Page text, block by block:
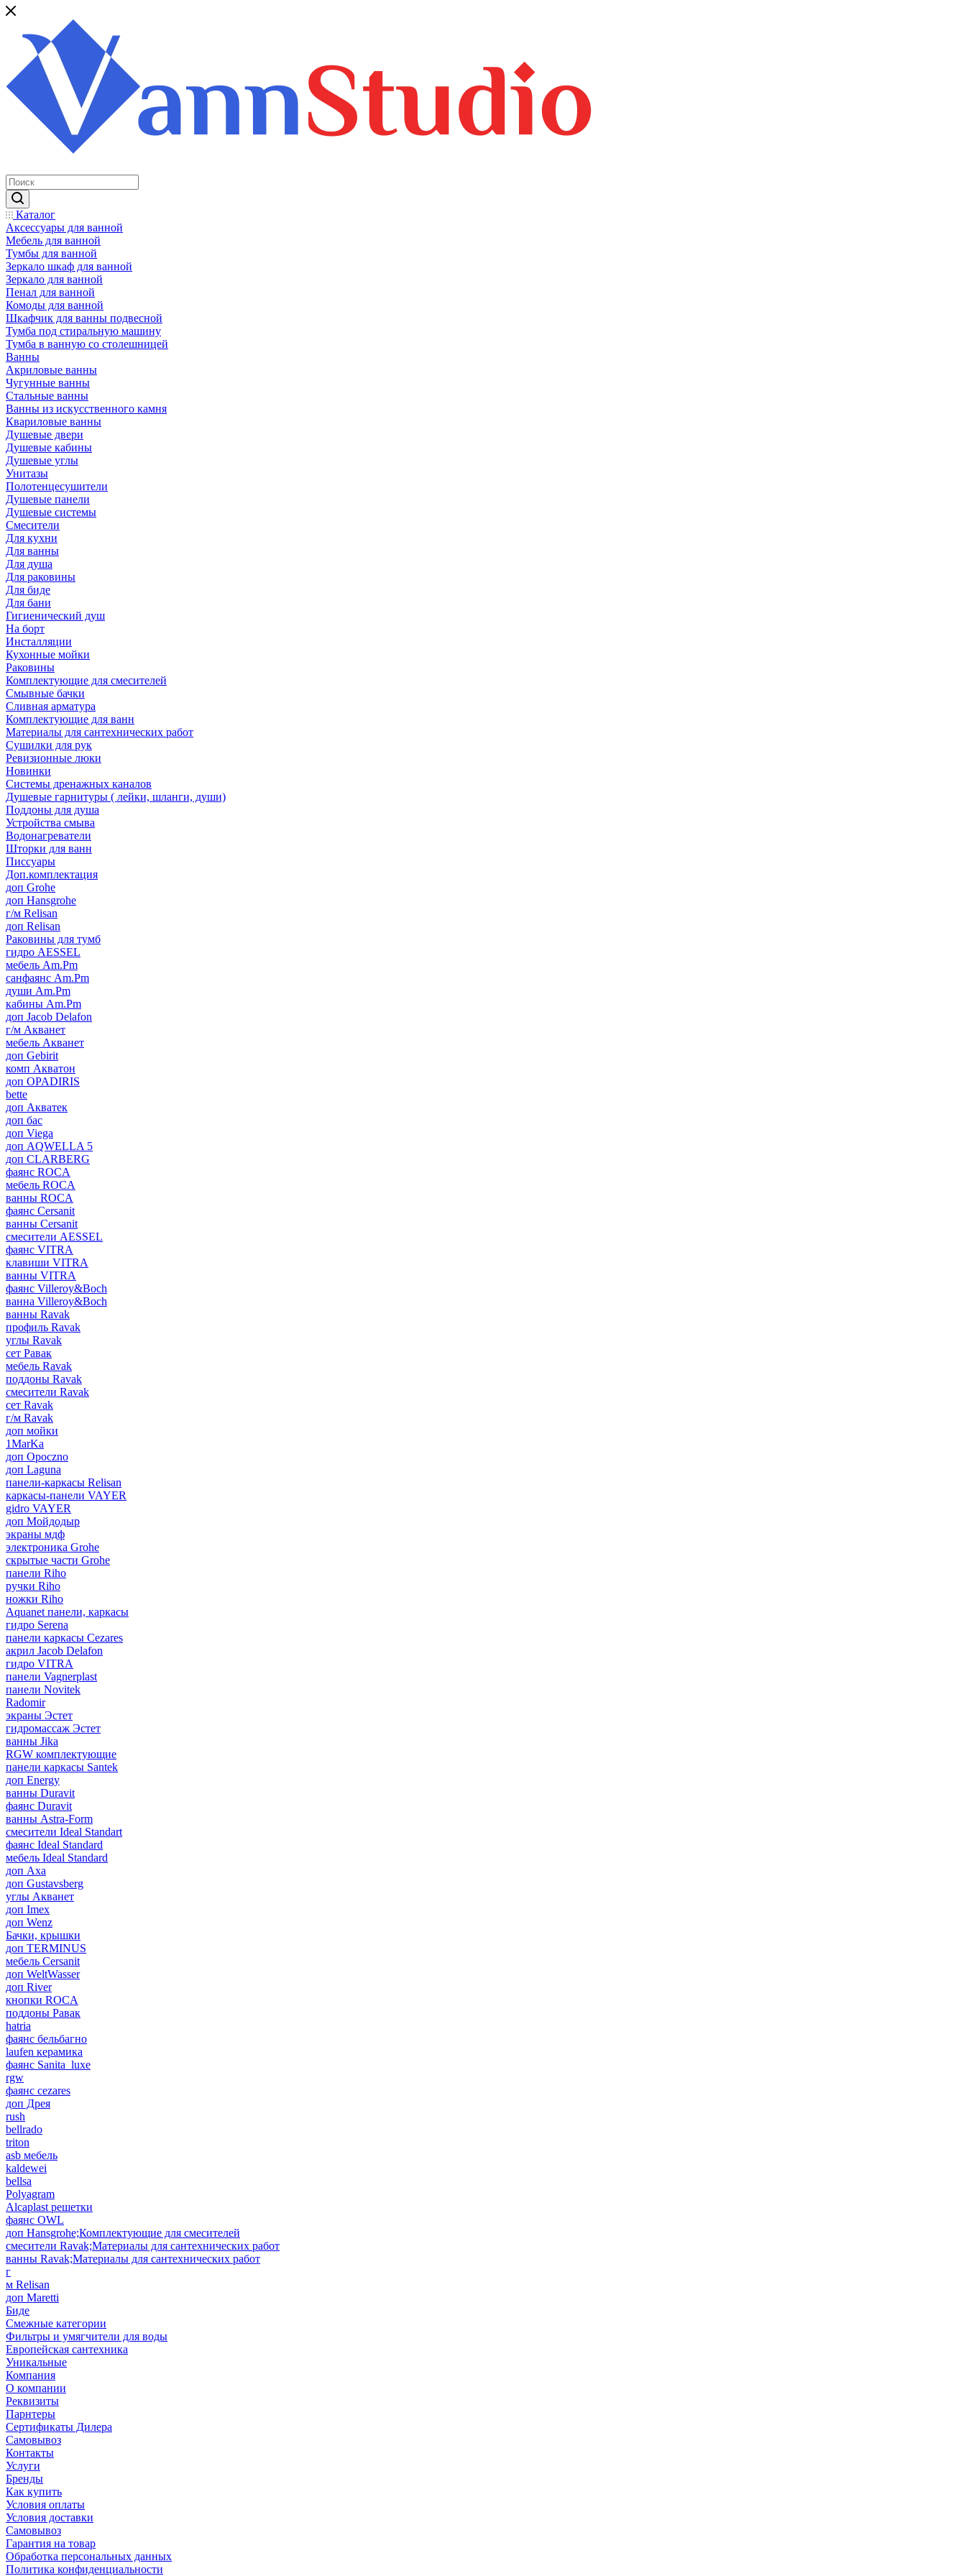
Каталог
Аксессуары для ванной
Мебель для ванной
Тумбы для ванной
Зеркало шкаф для ванной
Зеркало для ванной
Пенал для ванной
Комоды для ванной
Шкафчик для ванны подвесной
Тумба под стиральную машину
Тумба в ванную со столешницей
Ванны
Акриловые ванны
Чугунные ванны
Стальные ванны
Ванны из искусственного камня
Квариловые ванны
Душевые двери
Душевые кабины
Душевые углы
Унитазы
Полотенцесушители
Душевые панели
Душевые системы
Смесители
Для кухни
Для ванны
Для душа
Для раковины
Для биде
Для бани
Гигиенический душ
На борт
Инсталляции
Кухонные мойки
Раковины
Комплектующие для смесителей
Смывные бачки
Сливная арматура
Комплектующие для ванн
Материалы для сантехнических работ
Сушилки для рук
Ревизионные люки
Новинки
Системы дренажных каналов
Душевые гарнитуры ( лейки, шланги, души)
Поддоны для душа
Устройства смыва
Водонагреватели
Шторки для ванн
Писсуары
Доп.комплектация
доп Grohe
доп Hansgrohe
г/м Relisan
доп Relisan
Раковины для тумб
гидро AESSEL
мебель Am.Pm
санфаянс Am.Pm
души Am.Pm
кабины Am.Pm
доп Jacob Delafon
г/м Акванет
мебель Акванет
доп Gebirit
комп Акватон
доп OPADIRIS
bette
доп Акватек
доп бас
доп Viega
доп AQWELLA 5
доп CLARBERG
фаянс ROCA
мебель ROCA
ванны ROCA
фаянс Cersanit
ванны Cersanit
смесители AESSEL
фаянс VITRA
клавиши VITRA
ванны VITRA
фаянс Villeroy&Boch
ванна Villeroy&Boch
ванны Ravak
профиль Ravak
углы Ravak
сет Равак
мебель Ravak
поддоны Ravak
смесители Ravak
сет Ravak
г/м Ravak
доп мойки
1MarKa
доп Opoczno
доп Laguna
панели-каркасы Relisan
каркасы-панели VAYER
gidro VAYER
доп Мойдодыр
экраны мдф
электроника Grohe
скрытые части Grohe
панели Riho
ручки Riho
ножки Riho
Aquanet панели, каркасы
гидро Serena
панели каркасы Cezares
акрил Jacob Delafon
гидро VITRA
панели Vagnerplast
панели Novitek
Radomir
экраны Эстет
гидромассаж Эстет
ванны Jika
RGW комплектующие
панели каркасы Santek
доп Energy
ванны Duravit
фаянс Duravit
ванны Astra-Form
смесители Ideal Standart
фаянс Ideal Standard
мебель Ideal Standard
доп Axa
доп Gustavsberg
углы Акванет
доп Imex
доп Wenz
Бачки, крышки
доп TERMINUS
мебель Cersanit
доп WeltWasser
доп River
кнопки ROCA
поддоны Равак
hatria
фаянс бельбагно
laufen керамика
фаянс Sanita_luxe
rgw
фаянс cezares
доп Дрея
rush
bellrado
triton
asb мебель
kaldewei
bellsa
Polyagram
Alcaplast решетки
фаянс OWL
доп Hansgrohe;Комплектующие для смесителей
смесители Ravak;Материалы для сантехнических работ
ванны Ravak;Материалы для сантехнических работ
г
м Relisan
доп Maretti
Биде
Смежные категории
Фильтры и умягчители для воды
Европейская сантехника
Уникальные
Компания
О компании
Реквизиты
Парнтеры
Сертификаты Дилера
Самовывоз
Контакты
Услуги
Бренды
Как купить
Условия оплаты
Условия доставки
Самовывоз
Гарантия на товар
Обработка персональных данных
Политика конфиденциальности